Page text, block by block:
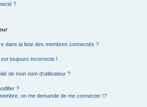
?
dans la liste des membres connectés ?
est toujours incorrecte !
de mon nom d’utilisateur ?
?
on me demande de me connecter !?